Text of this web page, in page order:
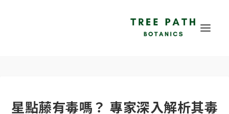
星點藤有毒嗎？ 專家深入解析其毒